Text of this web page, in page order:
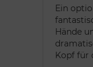
Ein
Hände
Kopf für